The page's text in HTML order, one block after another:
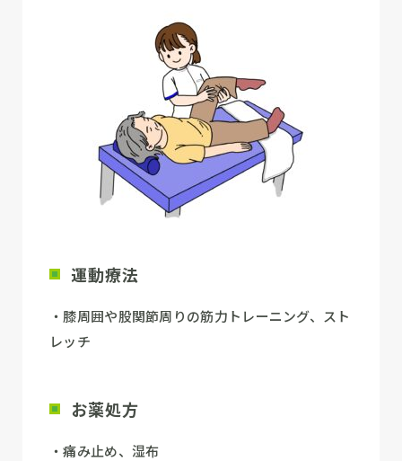
運動療法
・膝周囲や股関節周りの筋力トレーニング、スト
レッチ
お薬処方
・痛み止め、湿布